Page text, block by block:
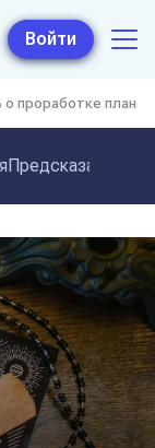
Войти
проработке планет